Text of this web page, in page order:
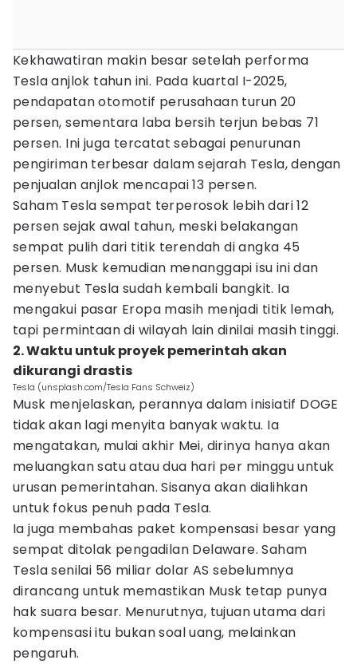
Kekhawatiran makin besar setelah performa
Tesla anjlok tahun ini. Pada kuartal I-2025,
pendapatan otomotif perusahaan turun 20
persen, sementara laba bersih terjun bebas 71
persen. Ini juga tercatat sebagai penurunan
pengiriman terbesar dalam sejarah Tesla, dengan
penjualan anjlok mencapai 13 persen.
Saham Tesla sempat terperosok lebih dari 12
persen sejak awal tahun, meski belakangan
sempat pulih dari titik terendah di angka 45
persen. Musk kemudian menanggapi isu ini dan
menyebut Tesla sudah kembali bangkit. Ia
mengakui pasar Eropa masih menjadi titik lemah,
tapi permintaan di wilayah lain dinilai masih tinggi.
2. Waktu untuk proyek pemerintah akan
dikurangi drastis
Tesla (unsplash.com/Tesla Fans Schweiz)
Musk menjelaskan, perannya dalam inisiatif DOGE
tidak akan lagi menyita banyak waktu. Ia
mengatakan, mulai akhir Mei, dirinya hanya akan
meluangkan satu atau dua hari per minggu untuk
urusan pemerintahan. Sisanya akan dialihkan
untuk fokus penuh pada Tesla.
Ia juga membahas paket kompensasi besar yang
sempat ditolak pengadilan Delaware. Saham
Tesla senilai 56 miliar dolar AS sebelumnya
dirancang untuk memastikan Musk tetap punya
hak suara besar. Menurutnya, tujuan utama dari
kompensasi itu bukan soal uang, melainkan
pengaruh.